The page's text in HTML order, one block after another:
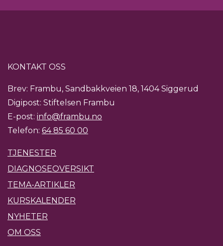
KONTAKT OSS
Brev: Frambu, Sandbakkveien 18, 1404 Siggerud
Digipost: Stiftelsen Frambu
E-post: info@frambu.no
Telefon: 64 85 60 00
TJENESTER
DIAGNOSEOVERSIKT
TEMA-ARTIKLER
KURSKALENDER
NYHETER
OM OSS